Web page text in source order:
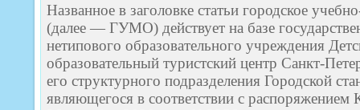
Названное в заголовке статьи городское
(далее — ГУМО) действует на базе
нетипового образовательного учреждения
образовательный туристский центр Санкт-
его структурного подразделения Городской
являющегося в соответствии с распоряжением